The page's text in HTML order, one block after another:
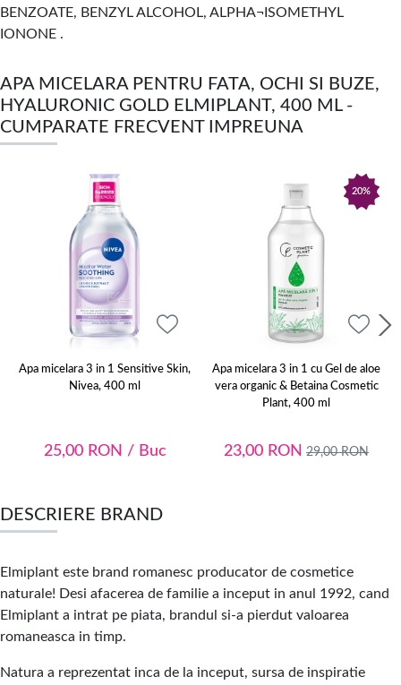
BENZOATE, BENZYL ALCOHOL, ALPHA¬ISOMETHYL
IONONE .
APA MICELARA PENTRU FATA, OCHI SI BUZE,
HYALURONIC GOLD ELMIPLANT, 400 ML -
CUMPARATE FRECVENT IMPREUNA
Apa micelara 3 in 1 Sensitive Skin,
Nivea, 400 ml
25,00 RON / Buc
20%
Apa micelara 3 in 1 cu Gel de aloe
vera organic & Betaina Cosmetic
Plant, 400 ml
23,00 RON 29,00RON
DESCRIERE BRAND
Elmiplant este brand romanesc producator de cosmetice
naturale! Desi afacerea de familie a inceput in anul 1992, cand
Elmiplant a intrat pe piata, brandul si-a pierdut valoarea
romaneasca in timp.
Natura a reprezentat inca de la inceput, sursa de inspiratie